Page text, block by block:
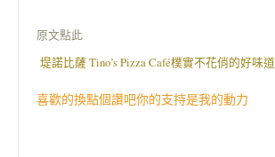
原文點此
堤諾比薩 Tino’s Pizza Café樸實不花俏的好味道
喜歡的換點個讚吧你的支持是我的動力